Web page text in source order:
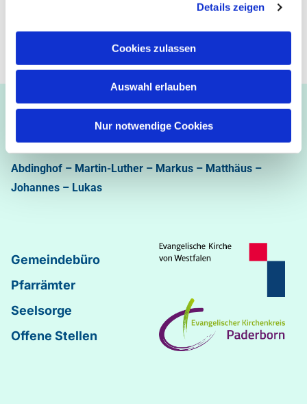
Details zeigen
Cookies zulassen
Auswahl erlauben
Nur notwendige Cookies
Ev.-luth. Kirchengemeinde Paderborn
Bastfelder Weg 30 - 33098 Paderborn
05251/5002-32 und 5002-33
Abdinghof – Martin-Luther – Markus – Matthäus –
Johannes – Lukas
Gemeindebüro
Pfarrämter
Seelsorge
Offene Stellen